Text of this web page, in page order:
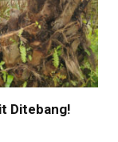
Ditebang!